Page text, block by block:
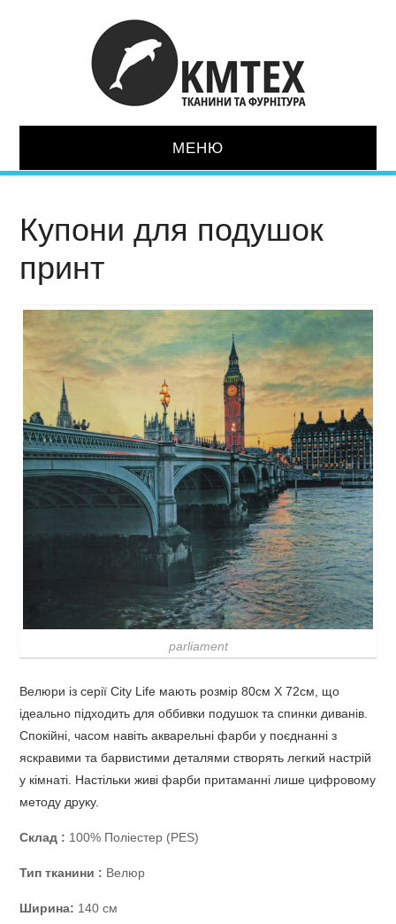
МЕНЮ
ТКАНИНИ
СУПУТНІ ТОВАРИ
МЕХАНІЗМИ
ТРАНСФОРМАЦІЇ
РОЗПРОДАЖ
МЕБЛІ
Купони для подушок
принт
parliament
Велюри із серії City Life мають розмір 80см Х 72см, що
ідеально підходить для оббивки подушок та спинки диванів.
Спокійні, часом навіть акварельні фарби у поєднанні з
яскравими та барвистими деталями створять легкий настрій
у кімнаті. Настільки живі фарби притаманні лише цифровому
методу друку.
Склад : 100% Поліестер (PES)
Тип тканини : Велюр
Ширина: 140 см